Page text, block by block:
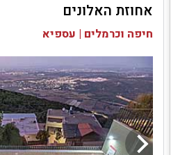
בדיקת זמינות ומחירים
אחוזת האלונים
חיפה וכרמלים | עספיא